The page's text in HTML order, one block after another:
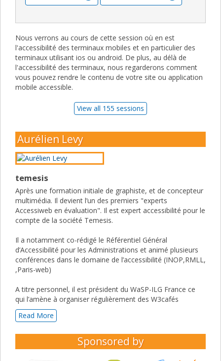
Nous verrons au cours de cette session où en est
l'accessibilité des terminaux mobiles et en particulier des
terminaux utilisant ios ou android. De plus, au délà de
l'accessibilité des terminaux, nous regarderons comment
vous pouvez rendre le contenu de votre site ou application
mobile accessible.
View all 155 sessions
Aurélien Levy
temesis
Après une formation initiale de graphiste, et de concepteur
multimédia. Il devient l’un des premiers "experts
Accessiweb en évaluation". Il est expert accessibilité pour le
compte de la société Temesis.
Il a notamment co-rédigé le Référentiel Général
d’Accessibilité pour les Administrations et animé plusieurs
conférences dans le domaine de l’accessibilité (INOP,RMLL,
,Paris-web)
A titre personnel, il est président du WaSP-ILG France ce
qui l’amène à organiser régulièrement des W3cafés
Read More
Sponsored by